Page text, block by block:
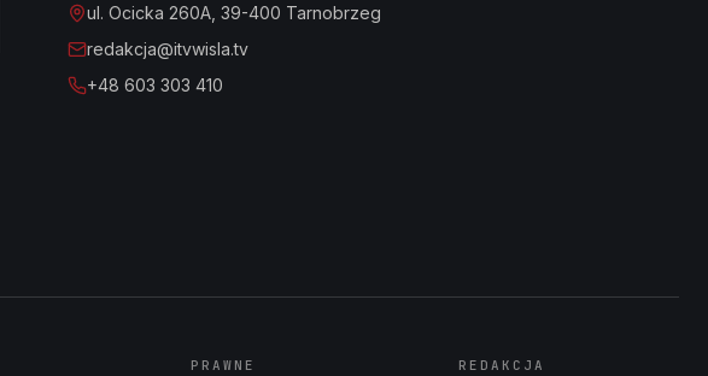
ul. Ocicka 260A, 39-400 Tarnobrzeg
redakcja@itvwisla.tv
+48 603 303 410
PRAWNE REDAKCJA